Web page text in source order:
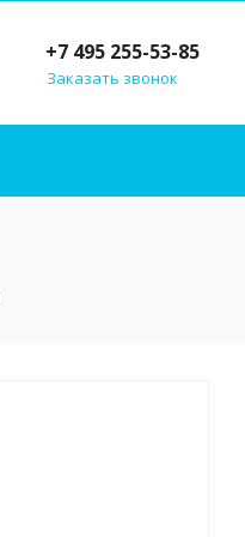
+7 495 255-53-85
Заказать звонок